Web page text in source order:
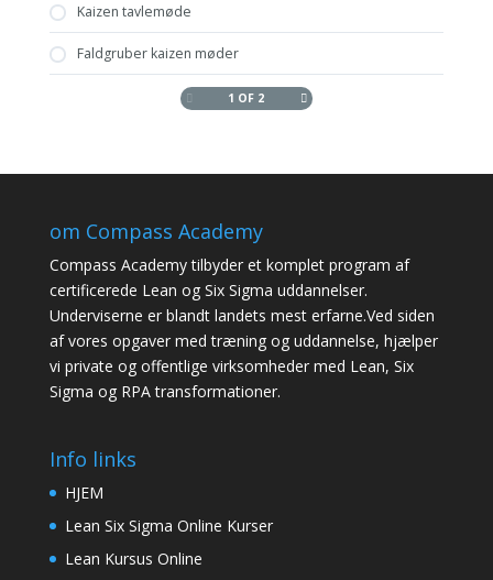
Kaizen tavlemøde
Faldgruber kaizen møder
1 OF 2
om Compass Academy
Compass Academy tilbyder et komplet program af
certificerede Lean og Six Sigma uddannelser.
Underviserne er blandt landets mest erfarne.Ved siden
af vores opgaver med træning og uddannelse, hjælper
vi private og offentlige virksomheder med Lean, Six
Sigma og RPA transformationer.
Info links
HJEM
Lean Six Sigma Online Kurser
Lean Kursus Online